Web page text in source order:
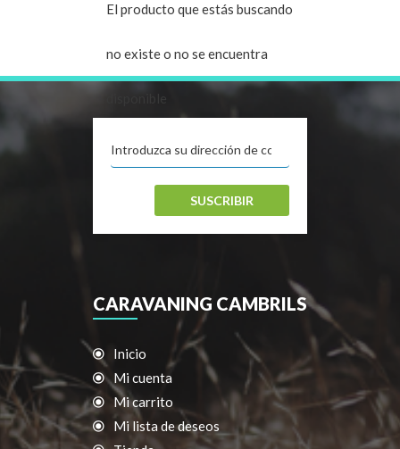
El producto que estás buscando
no existe o no se encuentra
SUSCRIBIR
CARAVANING CAMBRILS
Inicio
Mi cuenta
Mi carrito
Mi lista de deseos